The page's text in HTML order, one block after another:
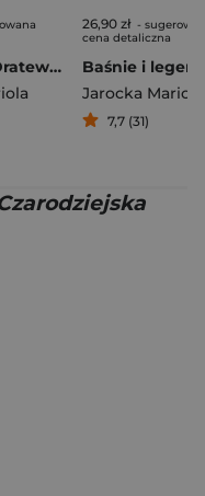
Szewczyk Dratewka / Dwaj bracia Waligóra i Wyrwidąb
26,90 zł -
cena detaliczna
Jarocka Mariola
7,7 (31)